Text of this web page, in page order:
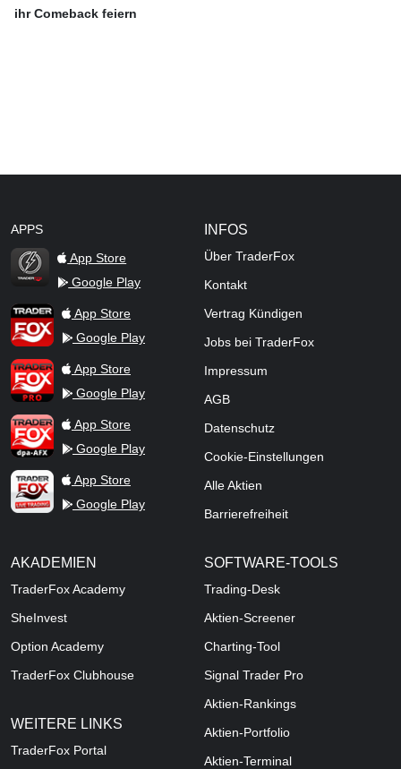
ihr Comeback feiern
APPS
TraderFox Flash
App Store
Google Play
TraderFox AppApp Store
Google Play
TraderFox ProApp Store
Google Play
TraderFox dpa-AFX ProFeed
App Store
Google Play
TraderFox Live Trading
App Store
Google Play
INFOS
Über TraderFox
Kontakt
Vertrag Kündigen
Jobs bei TraderFox
Impressum
AGB
Datenschutz
Cookie-Einstellungen
Alle Aktien
Barrierefreiheit
AKADEMIEN
TraderFox Academy
SheInvest
Option Academy
TraderFox Clubhouse
WEITERE LINKS
TraderFox Portal
SOFTWARE-TOOLS
Trading-Desk
Aktien-Screener
Charting-Tool
Signal Trader Pro
Aktien-Rankings
Aktien-Portfolio
Aktien-Terminal